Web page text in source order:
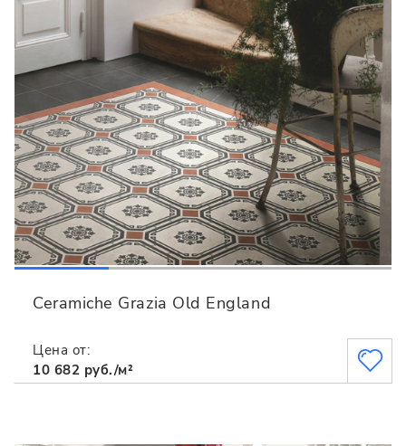
Ceramiche Grazia Old England
Цена от:
10 682 руб./м²